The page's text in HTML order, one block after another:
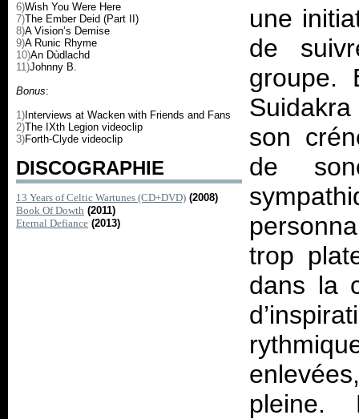
6)Wish You Were Here
7)The Ember Deid (Part II)
8)A Vision’s Demise
9)A Runic Rhyme
10)An Dùdlachd
11)Johnny B.
Bonus:
1) Interviews at Wacken with Friends and Fans
2)The IXth Legion videoclip
3)Forth-Clyde videoclip
DISCOGRAPHIE
13 Years of Celtic Wartunes (CD+DVD) (2008)
Book Of Dowth (2011)
Eternal Defiance (2013)
une
de
groupe.
Suidakra
son
de
trop
dans la
pleine.